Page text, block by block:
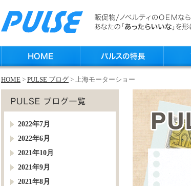
HOME > PULSE ブログ > 上海モーターショー
2022年7月
2022年6月
2021年10月
2021年9月
2021年8月